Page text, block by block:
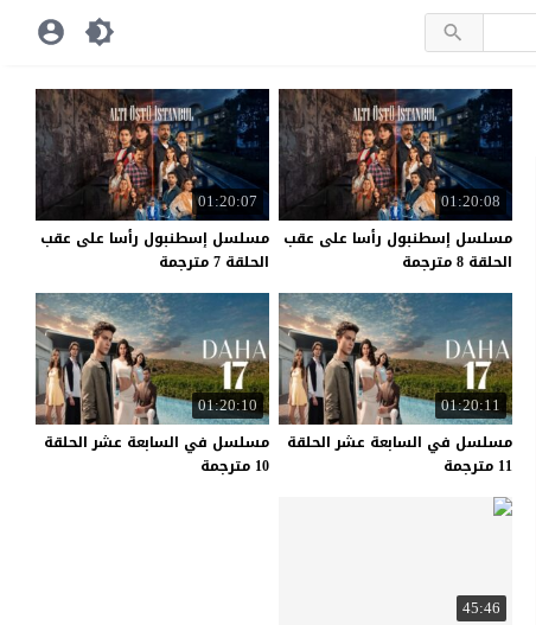
01:20:08
مسلسل إسطنبول رأسا على عقب
الحلقة 8 مترجمة
01:20:07
مسلسل إسطنبول رأسا على عقب
الحلقة 7 مترجمة
01:20:11
مسلسل في السابعة عشر الحلقة
11 مترجمة
01:20:10
مسلسل في السابعة عشر الحلقة
10 مترجمة
45:46